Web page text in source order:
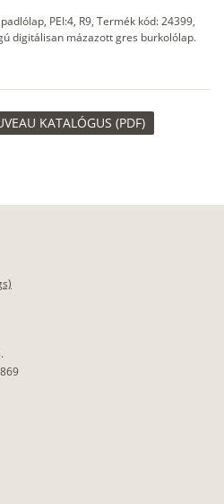
PEI:4, R9, Termék kód: 24399,
digitálisan mázazott gres burkolólap.
KATALÓGUS (PDF)